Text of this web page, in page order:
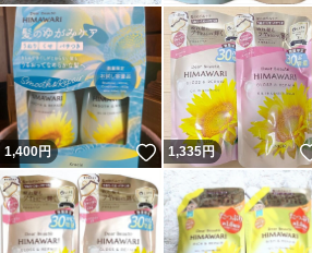
1,400円 いいね！
1,335円